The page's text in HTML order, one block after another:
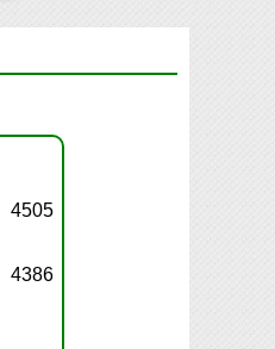
4505
4386